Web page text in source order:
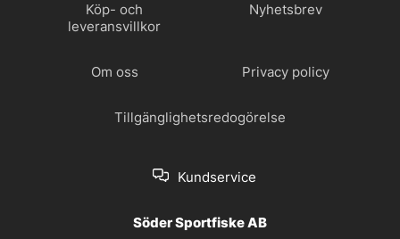
Köp- och
leveransvillkor
Nyhetsbrev
Om oss Privacy policy
Tillgänglighetsredogörelse
Kundservice
Söder Sportfiske AB